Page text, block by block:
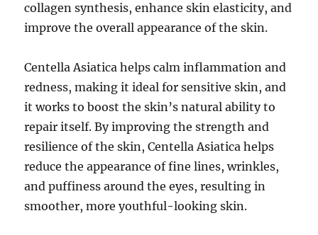
collagen synthesis, enhance skin elasticity, and
improve the overall appearance of the skin.
Centella Asiatica helps calm inflammation and
redness, making it ideal for sensitive skin, and
it works to boost the skin’s natural ability to
repair itself. By improving the strength and
resilience of the skin, Centella Asiatica helps
reduce the appearance of fine lines, wrinkles,
and puffiness around the eyes, resulting in
smoother, more youthful-looking skin.